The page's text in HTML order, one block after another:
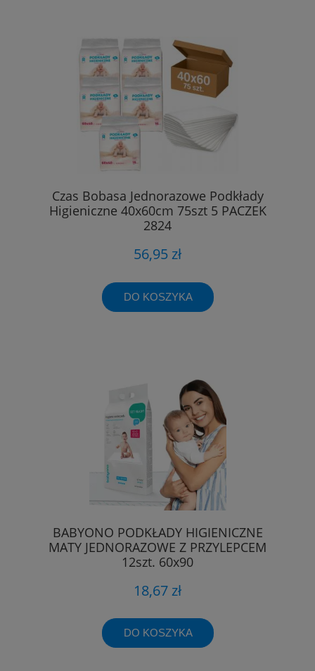
Czas Bobasa Jednorazowe Podkłady
Higieniczne 40x60cm 75szt 5 PACZEK
2824
56,95 zł
DO KOSZYKA
BABYONO PODKŁADY HIGIENICZNE
MATY JEDNORAZOWE Z PRZYLEPCEM
12szt. 60x90
18,67 zł
DO KOSZYKA